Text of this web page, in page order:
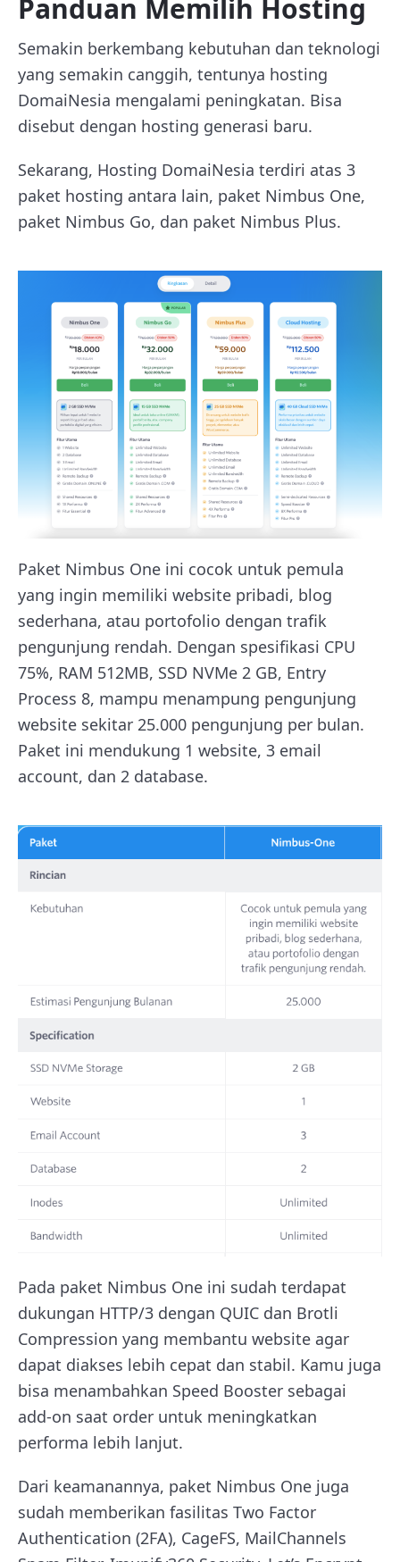
Panduan Memilih Hosting
Semakin berkembang kebutuhan dan teknologi
yang semakin canggih, tentunya hosting
DomaiNesia mengalami peningkatan. Bisa
disebut dengan hosting generasi baru.
Sekarang, Hosting DomaiNesia terdiri atas 3
paket hosting antara lain, paket Nimbus One,
paket Nimbus Go, dan paket Nimbus Plus.
Paket Nimbus One ini cocok untuk pemula
yang ingin memiliki website pribadi, blog
sederhana, atau portofolio dengan trafik
pengunjung rendah. Dengan spesifikasi CPU
75%, RAM 512MB, SSD NVMe 2 GB, Entry
Process 8, mampu menampung pengunjung
website sekitar 25.000 pengunjung per bulan.
Paket ini mendukung 1 website, 3 email
account, dan 2 database.
Pada paket Nimbus One ini sudah terdapat
dukungan HTTP/3 dengan QUIC dan Brotli
Compression yang membantu website agar
dapat diakses lebih cepat dan stabil. Kamu juga
bisa menambahkan Speed Booster sebagai
add-on saat order untuk meningkatkan
performa lebih lanjut.
Dari keamanannya, paket Nimbus One juga
sudah memberikan fasilitas Two Factor
Authentication (2FA), CageFS, MailChannels